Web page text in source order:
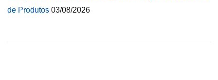
de Produtos 03/08/2026